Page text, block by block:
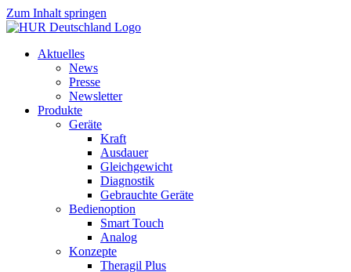
Zum Inhalt springen
Aktuelles
News
Presse
Newsletter
Produkte
Geräte
Kraft
Ausdauer
Gleichgewicht
Diagnostik
Gebrauchte Geräte
Bedienoption
Smart Touch
Analog
Konzepte
Theragil Plus